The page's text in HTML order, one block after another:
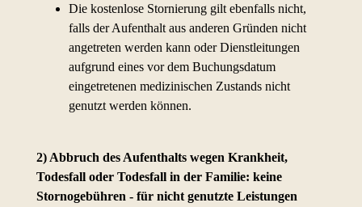
Die kostenlose Stornierung gilt ebenfalls nicht,
falls der Aufenthalt aus anderen Gründen nicht
angetreten werden kann oder Dienstleitungen
aufgrund eines vor dem Buchungsdatum
eingetretenen medizinischen Zustands nicht
genutzt werden können.
2) Abbruch des Aufenthalts wegen Krankheit,
Todesfall oder Todesfall in der Familie: keine
Stornogebühren - für nicht genutzte Leistungen